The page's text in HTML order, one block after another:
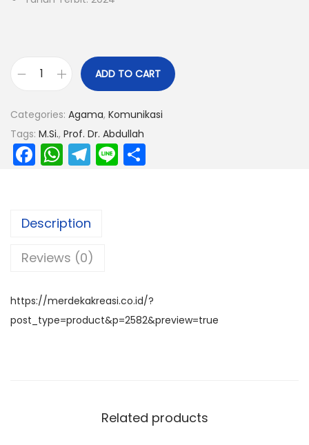
ADD TO CART
Categories: Agama, Komunikasi
Tags: M.Si., Prof. Dr. Abdullah
F
e
o
o
k
W
ts
A
p
T
m
Li
Description
Reviews (0)
https://merdekakreasi.co.id/?
post_type=product&p=2582&preview=true
Related products